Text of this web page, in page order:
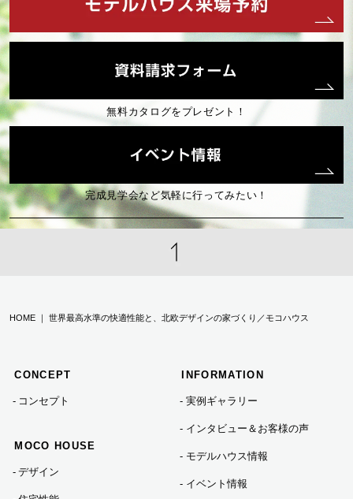
2023年05月 (1)
2023年01月 (2)
2022年08月 (1)
2022年07月 (10)
無料カタログをプレゼント！
完成見学会など気軽に行ってみたい！
HOME ｜ 世界最高水準の快適性能と、北欧デザインの家づくり／モコハウス
CONCEPT
コンセプト
MOCO HOUSE
デザイン
INFORMATION
実例ギャラリー
インタビュー＆お客様の声
モデルハウス情報
イベント情報